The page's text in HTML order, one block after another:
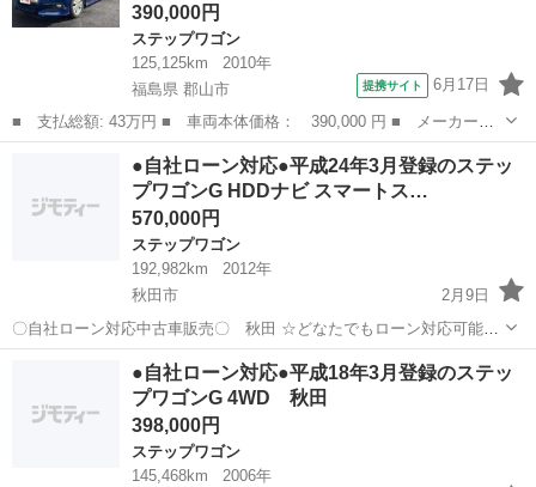
390,000円
ステップワゴン
125,125km
2010年
福島県 郡山市
提携サイト 6月17日
■ 支払総額: 43万円 ■ 車両本体価格： 390,000 円 ■ メーカー
名： ホンダ ■ 車種名： ステップワゴンスパーダ ■ グレード
名： Ｓ ＥＴＣ バックカメラ ナビ 両側電動スライドドア オ
ートライト ＨＩＤ...
ステップワゴン
●自社ローン対応●平成24年3月登録のステッ
プワゴンG HDDナビ スマートス…
570,000円
ステップワゴン
192,982km
2012年
秋田市
2月9日
〇自社ローン対応中古車販売〇 秋田 ☆どなたでもローン対応可能
☆ １、勤続年数の短い方や自営業の方 ２、パートを
される主婦の方や派遣社員の方 ３、自己破産等をされた方やローンが
組めない方 ４、他...
ステップワゴン 車両
●自社ローン対応●平成18年3月登録のステッ
プワゴンG 4WD 秋田
398,000円
ステップワゴン
145,468km
2006年